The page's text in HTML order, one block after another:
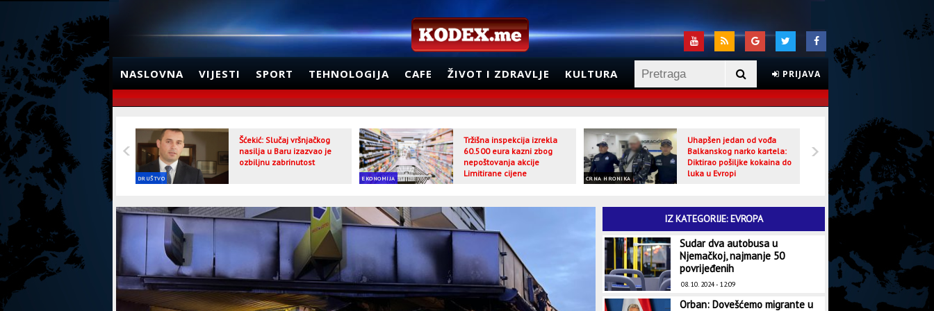
NASLOVNA VIJESTI SPORT TEHNOLOGIJA CAFE ŽIVOT I ZDRAVLJE KULTURA PRIJAVA
DRUŠTVO
Šćekić: Slučaj vršnjačkog
nasilja u Baru izazvao je
ozbiljnu zabrinutost
EKONOMIJA
Tržišna inspekcija izrekla
60.500 eura kazni zbog
nepoštovanja akcije
Limitirane cijene
CRNA HRONIKA
Uhapšen jedan od vođa
Balkanskog narko kartela:
Diktirao pošiljke kokaina do
luka u Evropi
CRNA HRONIKA
IZ KATEGORIJE: EVROPA
Sudar dva autobusa u
Njemačkoj, najmanje 50
povrijeđenih
08. 10. 2024 - 12:09
Orban: Dovešćemo migrante u